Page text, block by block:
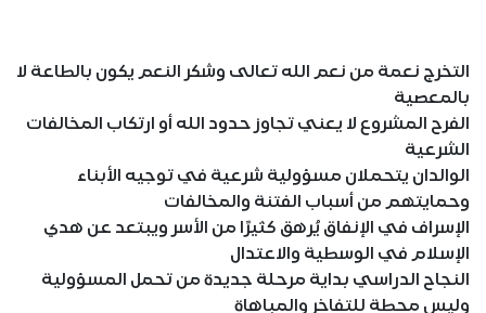
التخرج نعمة من نعم الله تعالى وشكر النعم يكون بالطاعة لا
بالمعصية
الفرح المشروع لا يعني تجاوز حدود الله أو ارتكاب المخالفات
الشرعية
الوالدان يتحملان مسؤولية شرعية في توجيه الأبناء
وحمايتهم من أسباب الفتنة والمخالفات
الإسراف في الإنفاق يُرهق كثيرًا من الأسر ويبتعد عن هدي
الإسلام في الوسطية والاعتدال
النجاح الدراسي بداية مرحلة جديدة من تحمل المسؤولية
وليس محطة للتفاخر والمباهاة